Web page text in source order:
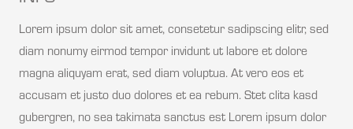
Lorem ipsum dolor sit amet, consetetur sadipscing elitr, sed
diam nonumy eirmod tempor invidunt ut labore et dolore
magna aliquyam erat, sed diam voluptua. At vero eos et
accusam et justo duo dolores et ea rebum. Stet clita kasd
gubergren, no sea takimata sanctus est Lorem ipsum dolor